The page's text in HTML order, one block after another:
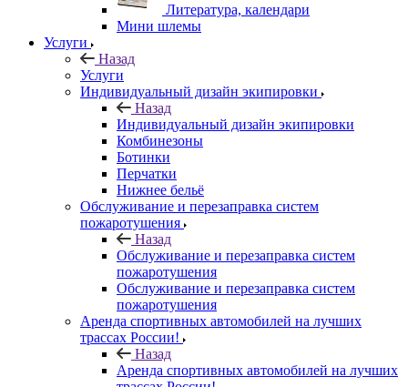
Литература, календари
Мини шлемы
Услуги
Назад
Услуги
Индивидуальный дизайн экипировки
Назад
Индивидуальный дизайн экипировки
Комбинезоны
Ботинки
Перчатки
Нижнее бельё
Обслуживание и перезаправка систем
пожаротушения
Назад
Обслуживание и перезаправка систем
пожаротушения
Обслуживание и перезаправка систем
пожаротушения
Аренда спортивных автомобилей на лучших
трассах России!
Назад
Аренда спортивных автомобилей на лучших